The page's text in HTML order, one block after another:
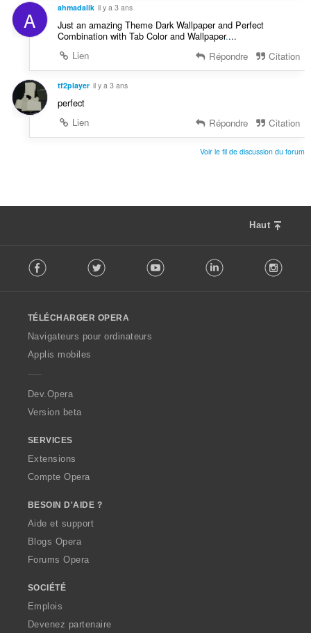
A ahmadalik il y a 3 ans
Just an amazing Theme Dark Wallpaper and Perfect
Combination with Tab Color and Wallpaper....
Lien
Répondre Citation
tf2player il y a 3 ans
perfect
Lien
Répondre Citation
Voir le fil de discussion du forum
Haut
o
w
O
p
a
Facebook Twitter Youtube LinkedIn
TÉLÉCHARGER OPERA
Navigateurs pour ordinateurs
Applis mobiles
Dev.Opera
Version beta
SERVICES
Extensions
Compte Opera
BESOIN D'AIDE ?
Aide et support
Blogs Opera
Forums Opera
SOCIÉTÉ
Emplois
Devenez partenaire